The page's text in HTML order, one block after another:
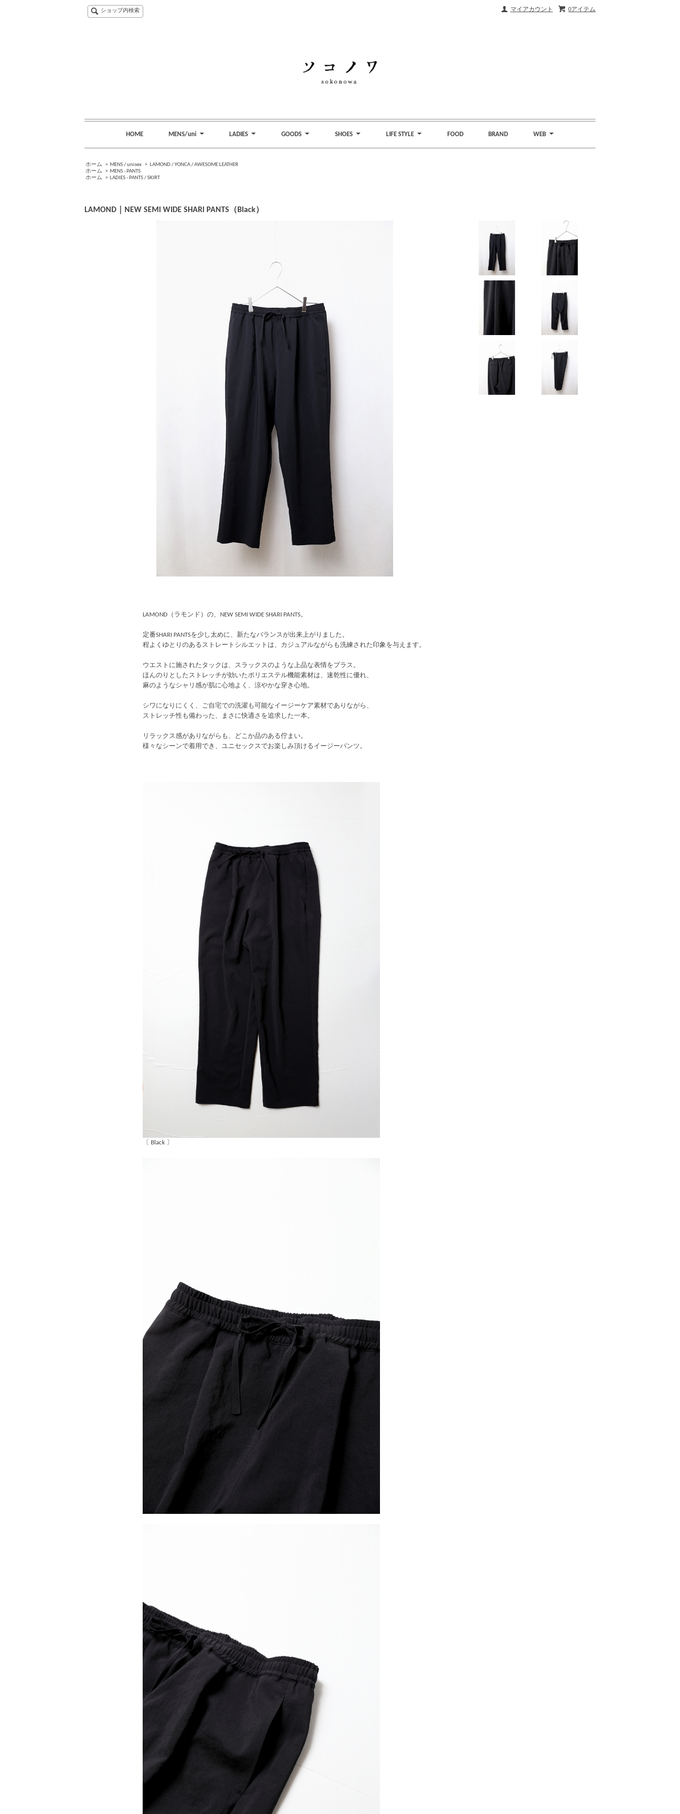
0アイテム
マイアカウント
ショップ内検索
HOME MENS/uni LADIES GOODS SHOES LIFE STYLE FOOD BRAND WEB
ホーム > MENS / unisex > LAMOND / YONCA / AWESOME LEATHER
ホーム
> MENS - PANTS
ホーム
> LADIES - PANTS / SKIRT
LAMOND｜NEW SEMI WIDE SHARI PANTS（Black）
LAMOND（ラモンド）の、NEW SEMI WIDE SHARI PANTS。
定番SHARI PANTSを少し太めに、新たなバランスが出来上がりました。
程よくゆとりのあるストレートシルエットは、カジュアルながらも洗練された印象を与えます。
ウエストに施されたタックは、スラックスのような上品な表情をプラス。
ほんのりとしたストレッチが効いたポリエステル機能素材は、速乾性に優れ、
麻のようなシャリ感が肌に心地よく、涼やかな穿き心地。
シワになりにくく、ご自宅での洗濯も可能なイージーケア素材でありながら、
ストレッチ性も備わった、まさに快適さを追求した一本。
リラックス感がありながらも、どこか品のある佇まい。
様々なシーンで着用でき、ユニセックスでお楽しみ頂けるイージーパンツ。
〔 Black 〕